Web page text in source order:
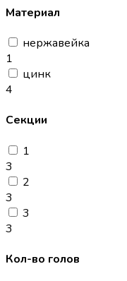
Материал
нержавейка
1
цинк
4
Секции
1
3
2
3
3
3
Кол-во голов